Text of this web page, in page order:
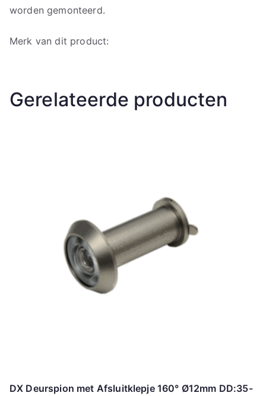
worden gemonteerd.
Merk van dit product:
Gerelateerde producten
DX Deurspion met Afsluitklepje 160° Ø12mm DD:35-